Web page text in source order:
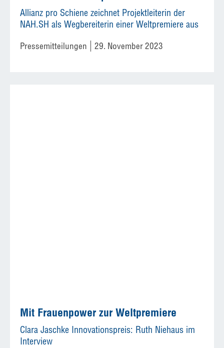
Allianz pro Schiene zeichnet Projektleiterin der
NAH.SH als Wegbereiterin einer Weltpremiere aus
Pressemitteilungen 29. November 2023
Mit Frauenpower zur Weltpremiere
Clara Jaschke Innovationspreis: Ruth Niehaus im
Interview